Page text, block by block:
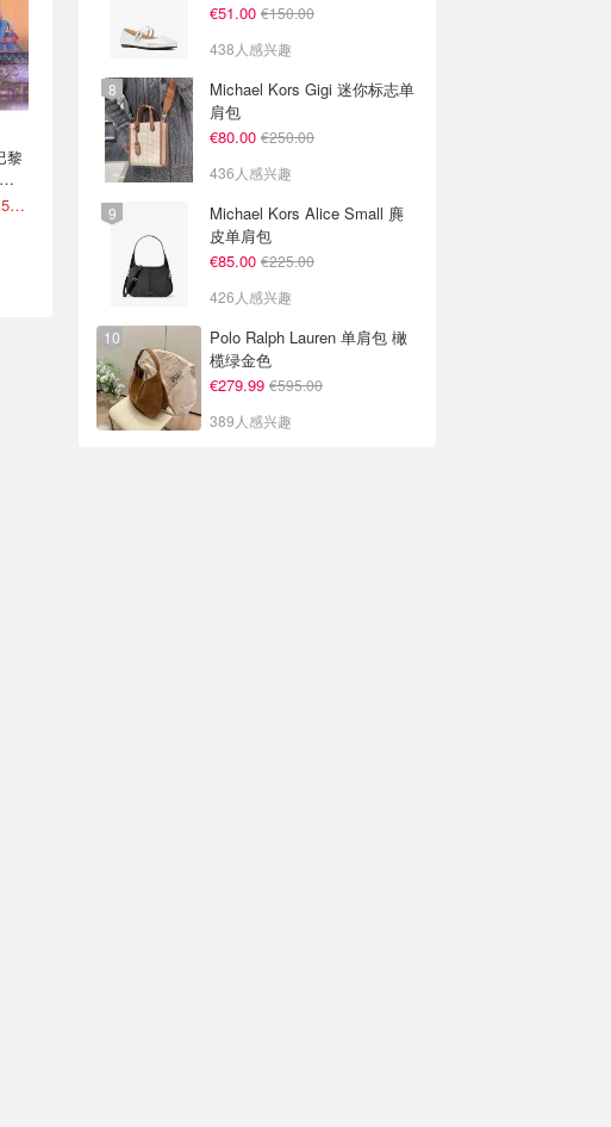
黎
Oberorke酒店 每晚€49.5/人
€51.00 €150.00
438人感兴趣
Michael Kors Gigi 迷你标志单
肩包
€80.00 €250.00
436人感兴趣
Michael Kors Alice Small 麂
皮单肩包
€85.00 €225.00
426人感兴趣
Polo Ralph Lauren 单肩包 橄
榄绿金色
€279.99 €595.00
389人感兴趣